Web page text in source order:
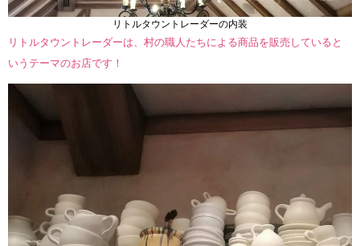
リトルタウントレーダーの内装
リトルタウントレーダーは、村の職人たちによる商品を販売していると
いうテーマのお店です！